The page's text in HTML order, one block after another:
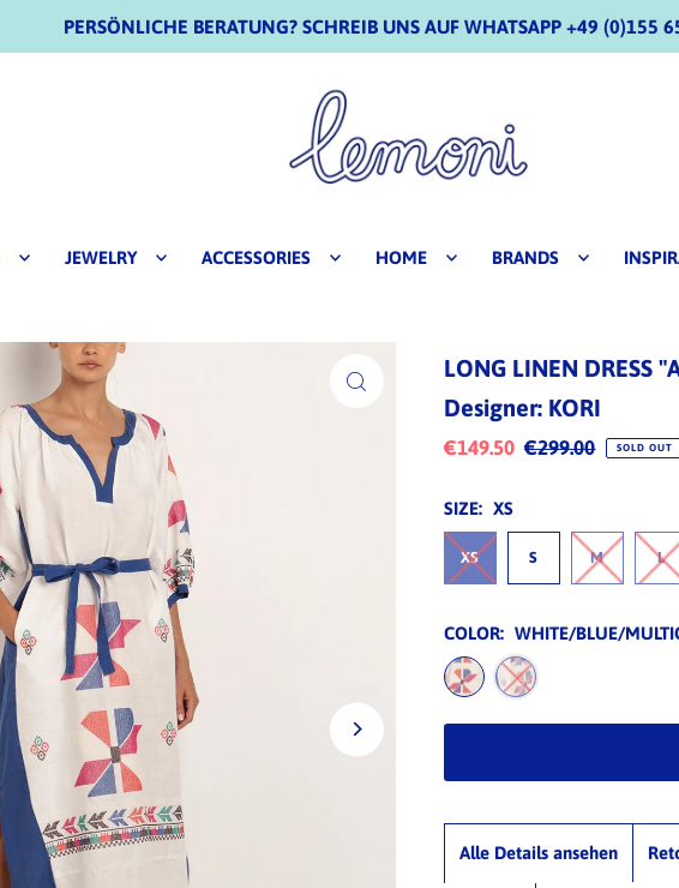
PERSÖNLICHE BERATUNG? SCHREIB UNS AUF WHATSAPP +49 (0)155
JEWELRY ACCESSORIES HOME BRANDS
LONG LINEN DRESS
Designer: KORI
€149.50 €299.00 SOLD OUT
SIZE: XS
XS S M L
COLOR: WHITE/BLUE/
Alle Details ansehen